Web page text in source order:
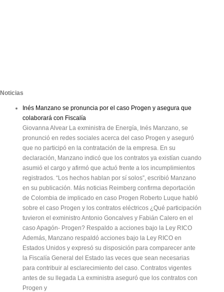
Noticias
Inés Manzano se pronuncia por el caso Progen y asegura que
colaborará con Fiscalía
Giovanna Alvear La exministra de Energía, Inés Manzano, se
pronunció en redes sociales acerca del caso Progen y aseguró
que no participó en la contratación de la empresa. En su
declaración, Manzano indicó que los contratos ya existían cuando
asumió el cargo y afirmó que actuó frente a los incumplimientos
registrados. “Los hechos hablan por sí solos”, escribió Manzano
en su publicación. Más noticias Reimberg confirma deportación
de Colombia de implicado en caso Progen Roberto Luque habló
sobre el caso Progen y los contratos eléctricos ¿Qué participación
tuvieron el exministro Antonio Goncalves y Fabián Calero en el
caso Apagón- Progen? Respaldo a acciones bajo la Ley RICO
Además, Manzano respaldó acciones bajo la Ley RICO en
Estados Unidos y expresó su disposición para comparecer ante
la Fiscalía General del Estado las veces que sean necesarias
para contribuir al esclarecimiento del caso. Contratos vigentes
antes de su llegada La exministra aseguró que los contratos con
Progen y